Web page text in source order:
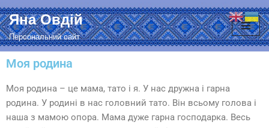
Перейти
до
вмісту
Яна Овдій
Персональний сайт
Моя родина
Моя родина – це мама, тато і я. У нас дружна і гарна
родина. У родині в нас головний тато. Він всьому голова і
наша з мамою опора. Мама дуже гарна господарка. Весь